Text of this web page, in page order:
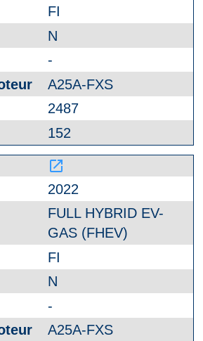
FI
N
-
A25A-FXS
2487
152
launch
2022
FULL HYBRID EV-
GAS (FHEV)
FI
N
-
A25A-FXS